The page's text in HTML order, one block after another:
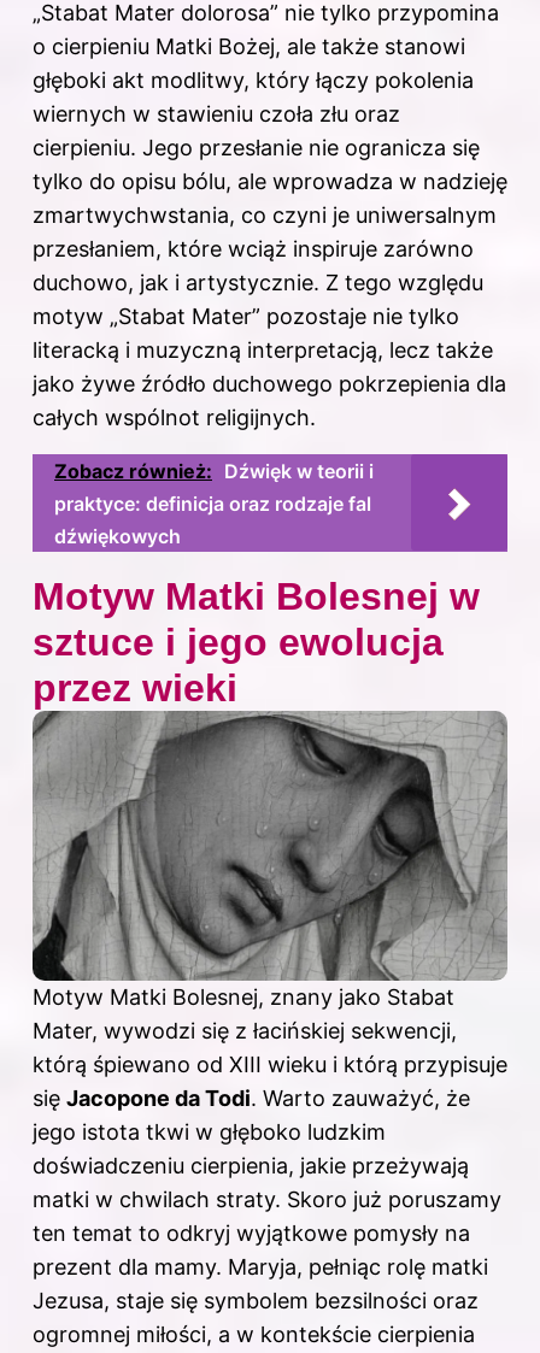
„Stabat Mater dolorosa” nie tylko przypomina
o cierpieniu Matki Bożej, ale także stanowi
głęboki akt modlitwy, który łączy pokolenia
wiernych w stawieniu czoła złu oraz
cierpieniu. Jego przesłanie nie ogranicza się
tylko do opisu bólu, ale wprowadza w nadzieję
zmartwychwstania, co czyni je uniwersalnym
przesłaniem, które wciąż inspiruje zarówno
duchowo, jak i artystycznie. Z tego względu
motyw „Stabat Mater” pozostaje nie tylko
literacką i muzyczną interpretacją, lecz także
jako żywe źródło duchowego pokrzepienia dla
całych wspólnot religijnych.
Zobacz również: Dźwięk w teorii i
praktyce: definicja oraz rodzaje fal
dźwiękowych
Motyw Matki Bolesnej w
sztuce i jego ewolucja
przez wieki
Motyw Matki Bolesnej, znany jako Stabat
Mater, wywodzi się z łacińskiej sekwencji,
którą śpiewano od XIII wieku i którą przypisuje
się Jacopone da Todi. Warto zauważyć, że
jego istota tkwi w głęboko ludzkim
doświadczeniu cierpienia, jakie przeżywają
matki w chwilach straty. Skoro już poruszamy
ten temat to odkryj wyjątkowe pomysły na
prezent dla mamy. Maryja, pełniąc rolę matki
Jezusa, staje się symbolem bezsilności oraz
ogromnej miłości, a w kontekście cierpienia